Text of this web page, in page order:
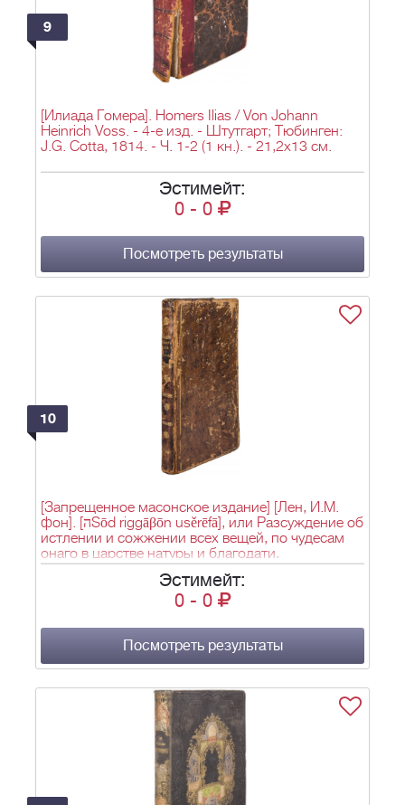
9
[Илиада Гомера]. Homers Ilias / Von Johann
Heinrich Voss. - 4-е изд. - Штутгарт; Тюбинген:
J.G. Cotta, 1814. - Ч. 1-2 (1 кн.). - 21,2х13 см.
Эстимейт:
0 - 0
Посмотреть результаты
10
[Запрещенное масонское издание] [Лен, И.М.
фон]. [הSōd riggāβōn usěrēfā], или Разсуждение об
истлении и сожжении всех вещей, по чудесам
онаго в царстве натуры и благодати,
относительно к большому и малому миру
(Macro-et Micro cosmice) яко ключ, которым
отверзается путь к усовершенствованию,
основательно познается просветление
смертнаго тела : Перевод с четвертаго и
многими любопытными примечаниями
печатаннаго во Франкфурте на Майне, в 1771 м
году. - М.: в тип. Н.С. Всеволожскаго, 1816. - VIII,
177, [3] с., 1 л. ил. (офорт); 20,7х12 см.
Эстимейт:
0 - 0
Посмотреть результаты